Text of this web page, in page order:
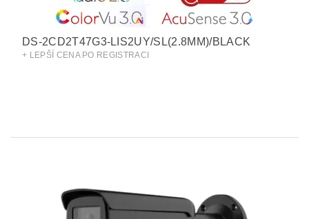
DS-2CD2T47G3-LIS2UY/SL(2.8MM)/BLACK
+ LEPŠÍ CENA PO REGISTRACI